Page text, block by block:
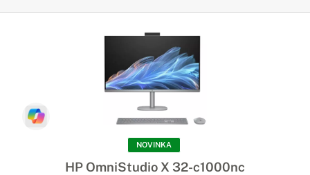
NOVINKA
HP OmniStudio X 32-c1000nc